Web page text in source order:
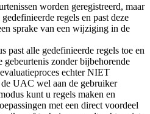
worden geregistreerd, maar
gedefinieerde regels en past deze
sprake van een wijziging in de
past alle gedefinieerde regels toe en
gebeurtenis zonder bijbehorende
evaluatieproces echter NIET
de UAC wel aan de gebruiker
kunt u regels maken en
met een direct voordeel